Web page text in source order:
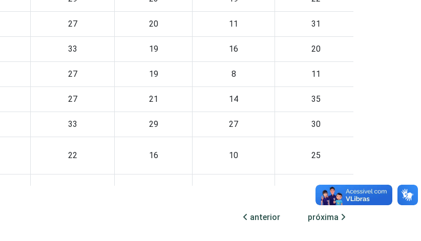
27 20 11 31
33 19 16 20
27 19 8 11
27 21 14 35
33 29 27 30
22 16 10 25
13
anterior próxima